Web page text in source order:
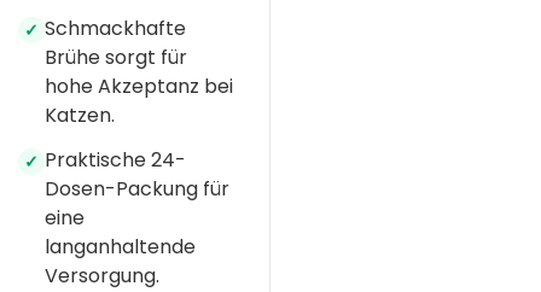
✓ Schmackhafte
Brühe sorgt für
hohe Akzeptanz bei
Katzen.
✓ Praktische 24-
Dosen-Packung für
eine
langanhaltende
Versorgung.